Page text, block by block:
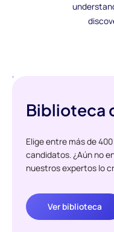
Biblioteca
Elige entre más de
candidatos. ¿Aún no
nuestros expertos lo
Ver biblioteca